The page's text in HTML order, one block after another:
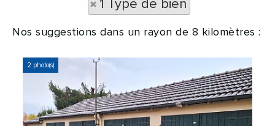
1 Type de bien
Nos suggestions dans un rayon de 8 kilomètres :
2 photo(s)